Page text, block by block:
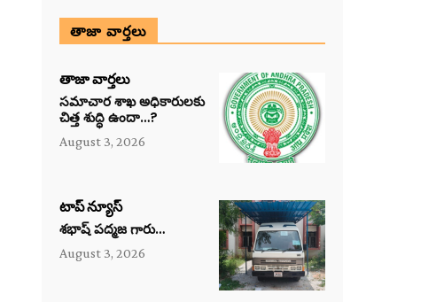
తాజా వార్తలు
తాజా వార్తలు
సమాచార శాఖ అధికారులకు
చిత్త శుద్ధి ఉందా…?
August 3, 2026
టాప్ న్యూస్
శభాష్ పద్మజ గారు…
August 3, 2026